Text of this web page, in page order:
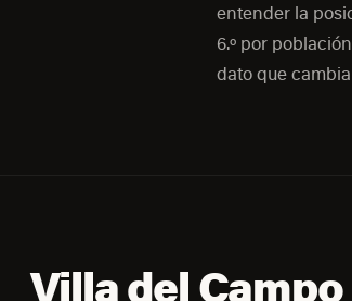
entender la
6.º por
dato que
Villa del